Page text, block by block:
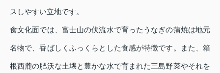
スしやすい立地です。
食文化面では、富士山の伏流水で育ったうなぎの蒲焼は地元
名物で、香ばしくふっくらとした食感が特徴です。また、箱
根西麓の肥沃な土壌と豊かな水で育まれた三島野菜やそれを